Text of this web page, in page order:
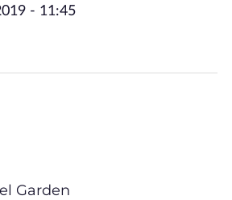
- 11:45
Garden